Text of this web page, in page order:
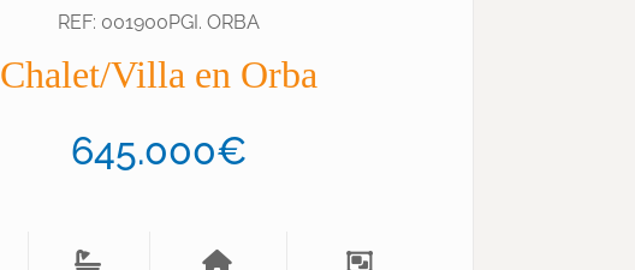
REF: 001900PGI. ORBA
Chalet/Villa en Orba
645.000€